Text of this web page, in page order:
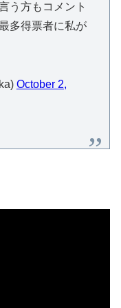
う方もコメント
多得票者に私が
October 2,